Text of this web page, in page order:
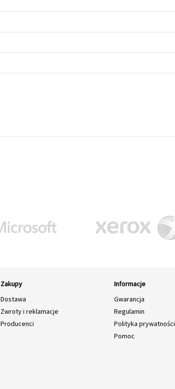
Zakupy
Dostawa
Zwroty i reklamacje
Producenci
Informacje
Gwarancja
Regulamin
Polityka prywatności
Pomoc